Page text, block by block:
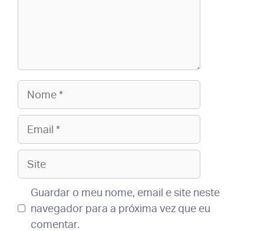
Guardar o meu nome, email e site neste
navegador para a próxima vez que eu
comentar.